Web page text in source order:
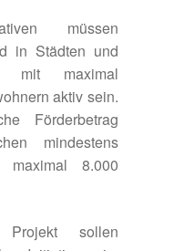
müssen
in Städten und
mit maximal
aktiv sein.
Förderbetrag
mindestens
8.000
sollen